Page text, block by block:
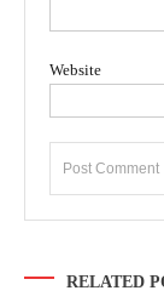
Website
RELATED